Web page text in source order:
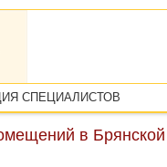
СПЕЦИАЛИСТОВ
в Брянской